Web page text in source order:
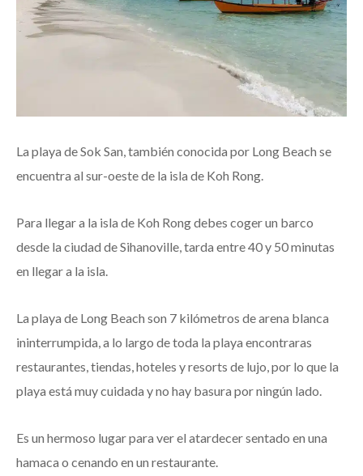
La playa de Sok San, también conocida por Long Beach se
encuentra al sur-oeste de la isla de Koh Rong.
Para llegar a la isla de Koh Rong debes coger un barco
desde la ciudad de Sihanoville, tarda entre 40 y 50 minutas
en llegar a la isla.
La playa de Long Beach son 7 kilómetros de arena blanca
ininterrumpida, a lo largo de toda la playa encontraras
restaurantes, tiendas, hoteles y resorts de lujo, por lo que la
playa está muy cuidada y no hay basura por ningún lado.
Es un hermoso lugar para ver el atardecer sentado en una
hamaca o cenando en un restaurante.